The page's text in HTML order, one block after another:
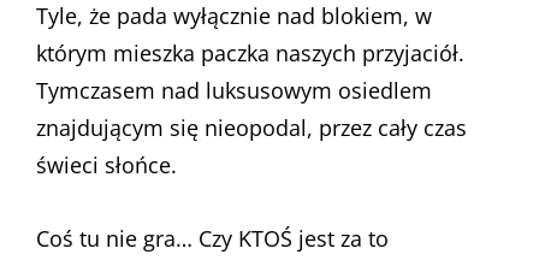
Tyle, że pada wyłącznie nad blokiem, w
którym mieszka paczka naszych przyjaciół.
Tymczasem nad luksusowym osiedlem
znajdującym się nieopodal, przez cały czas
świeci słońce.
Coś tu nie gra… Czy KTOŚ jest za to